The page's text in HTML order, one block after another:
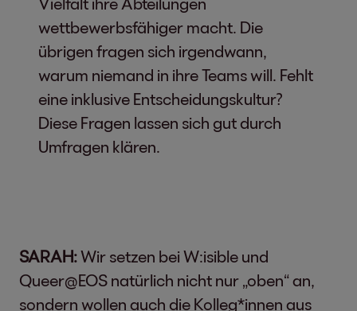
wettbewerbsfähiger macht. Die
übrigen fragen sich irgendwann,
warum niemand in ihre Teams will. Fehlt
eine inklusive Entscheidungskultur?
Diese Fragen lassen sich gut durch
Umfragen klären.
SARAH:Wir setzen bei W:isible und
Queer@EOS natürlich nicht nur „oben“ an,
sondern wollen auch die Kolleg*innen aus